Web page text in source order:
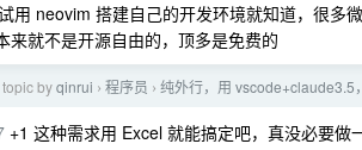
用 neovim 搭建自己的开发环境就知道，很多
来就不是开源自由的，顶多是免费的
byqinrui › 程序员 › 纯外行，用 vscode+claude3.5
+1 这种需求用 Excel 就能搞定吧，真没必要做